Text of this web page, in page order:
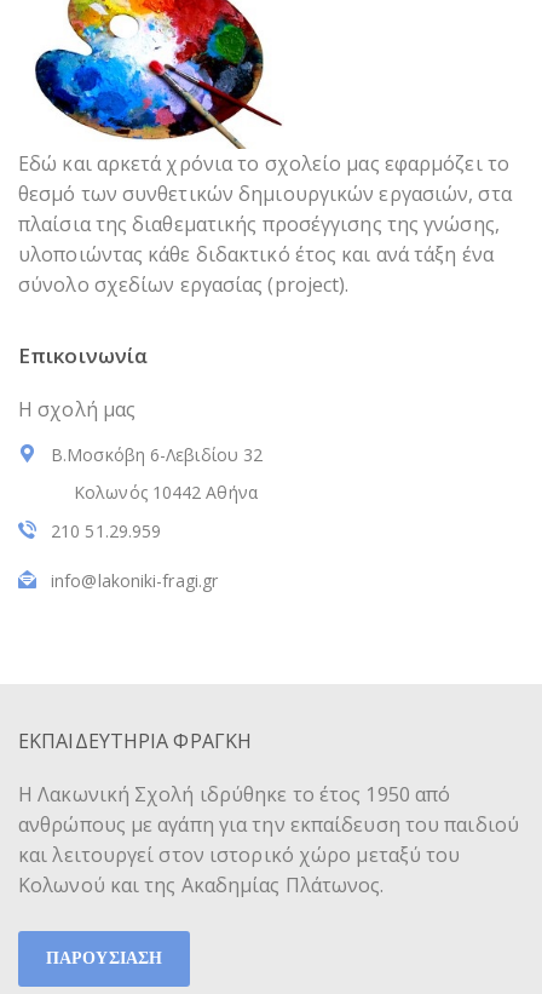
Εδώ και αρκετά χρόνια το σχολείο μας εφαρμόζει το
θεσμό των συνθετικών δημιουργικών εργασιών, στα
πλαίσια της διαθεματικής προσέγγισης της γνώσης,
υλοποιώντας κάθε διδακτικό έτος και ανά τάξη ένα
σύνολο σχεδίων εργασίας (project).
Επικοινωνία
Η σχολή μας
Β.Μοσκόβη 6-Λεβιδίου 32
Κολωνός 10442 Αθήνα
210 51.29.959
info@lakoniki-fragi.gr
ΕΚΠΑΙΔΕΥΤΗΡΙΑ ΦΡΑΓΚΗ
Η Λακωνική Σχολή ιδρύθηκε το έτος 1950 από
ανθρώπους με αγάπη για την εκπαίδευση του παιδιού
και λειτουργεί στον ιστορικό χώρο μεταξύ του
Κολωνού και της Ακαδημίας Πλάτωνος.
ΠΑΡΟΥΣΙΑΣΗ